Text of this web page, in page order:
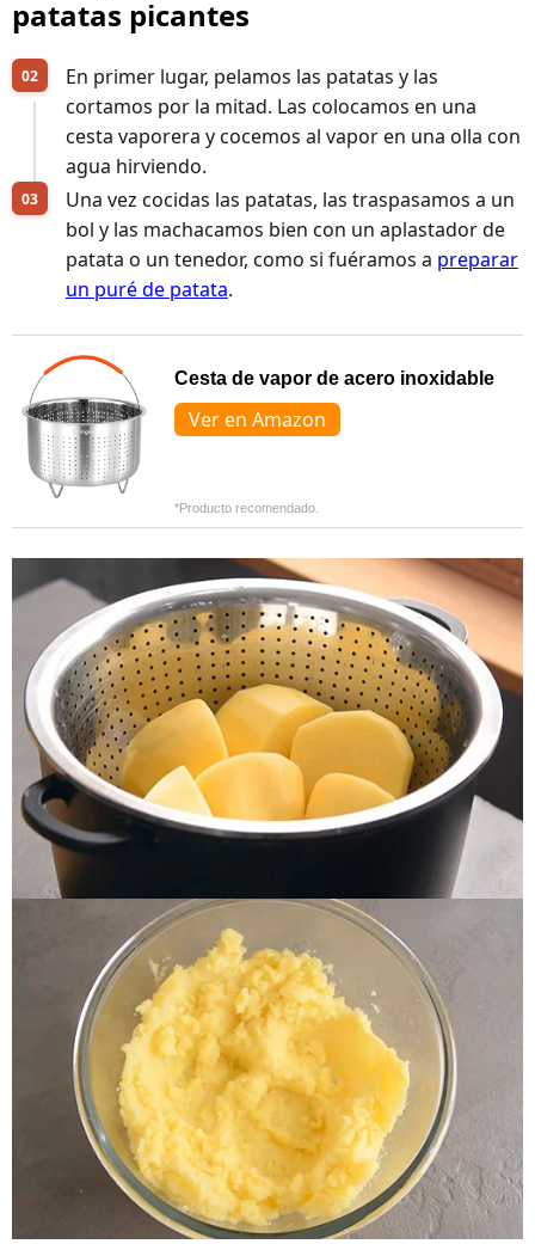
patatas picantes
En primer lugar, pelamos las patatas y las
cortamos por la mitad. Las colocamos en una
cesta vaporera y cocemos al vapor en una olla con
agua hirviendo.
Una vez cocidas las patatas, las traspasamos a un
bol y las machacamos bien con un aplastador de
patata o un tenedor, como si fuéramos a preparar
un puré de patata.
Cesta de vapor de acero inoxidable
Ver en Amazon
*Producto recomendado.